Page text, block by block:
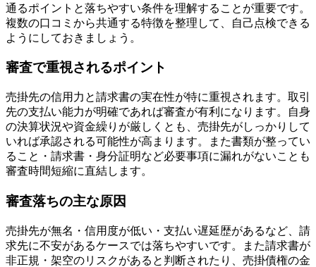
通るポイントと落ちやすい条件を理解することが重要です。
複数の口コミから共通する特徴を整理して、自己点検できる
ようにしておきましょう。
審査で重視されるポイント
売掛先の信用力と請求書の実在性が特に重視されます。取引
先の支払い能力が明確であれば審査が有利になります。自身
の決算状況や資金繰りが厳しくとも、売掛先がしっかりして
いれば承認される可能性が高まります。また書類が整ってい
ること・請求書・身分証明など必要事項に漏れがないことも
審査時間短縮に直結します。
審査落ちの主な原因
売掛先が無名・信用度が低い・支払い遅延歴があるなど、請
求先に不安があるケースでは落ちやすいです。また請求書が
非正規・架空のリスクがあると判断されたり、売掛債権の金